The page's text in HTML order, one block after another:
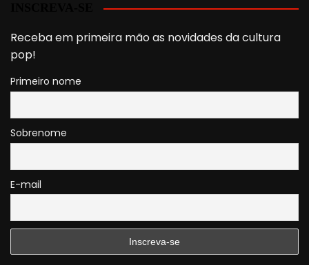
Receba em primeira mão as novidades da cultura
pop!
Primeiro nome
Sobrenome
E-mail